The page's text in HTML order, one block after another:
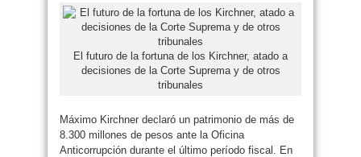
El futuro de la fortuna de los Kirchner, atado a
decisiones de la Corte Suprema y de otros
tribunales
Máximo Kirchner declaró un patrimonio de más de
8.300 millones de pesos ante la Oficina
Anticorrupción durante el último período fiscal. En